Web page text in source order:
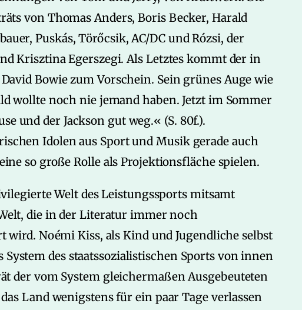
von Thomas Anders, Boris Becker, Harald
Puskás, Törőcsik, AC/DC und Rózsi, der
Krisztina Egerszegi. Als Letztes kommt der in
Bowie zum Vorschein. Sein grünes Auge wie
wollte noch nie jemand haben. Jetzt im Sommer
und der Jackson gut weg.« (S. 80f.).
Idolen aus Sport und Musik gerade auch
so große Rolle als Projektionsfläche spielen.
Welt des Leistungssports mitsamt
die in der Literatur immer noch
Noémi Kiss, als Kind und Jugendliche selbst
des staatssozialistischen Sports von innen
der vom System gleichermaßen Ausgebeuteten
Land wenigstens für ein paar Tage verlassen